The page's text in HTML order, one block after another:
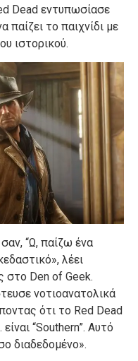
Dead εντυπωσίασε
παίζει το παιχνίδι με
ιστορικού.
“Ω, παίζω ένα
λέει
στο Den of Geek.
νοτιοανατολικά
ότι το Red Dead
“Southern”. Αυτό
διαδεδομένο».